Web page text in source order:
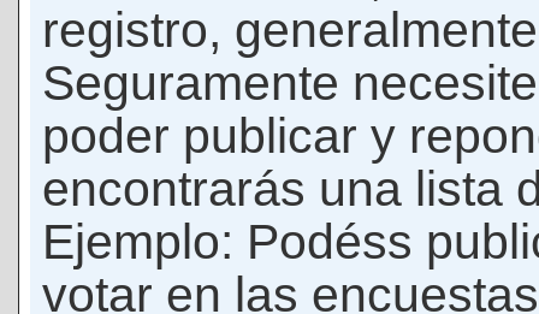
registro,
Seguramente
poder publicar y
encontrarás una lista
Ejemplo: Podéss
votar en las